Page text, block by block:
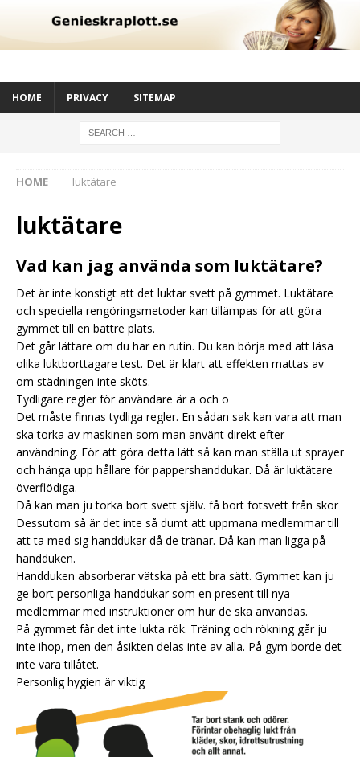
HOME PRIVACY SITEMAP
HOME luktätare
luktätare
Vad kan jag använda som luktätare?
Det är inte konstigt att det luktar svett på gymmet. Luktätare
och speciella rengöringsmetoder kan tillämpas för att göra
gymmet till en bättre plats.
Det går lättare om du har en rutin. Du kan börja med att läsa
olika luktborttagare test. Det är klart att effekten mattas av
om städningen inte sköts.
Tydligare regler för användare är a och o
Det måste finnas tydliga regler. En sådan sak kan vara att man
ska torka av maskinen som man använt direkt efter
användning. För att göra detta lätt så kan man ställa ut sprayer
och hänga upp hållare för pappershanddukar. Då är luktätare
överflödiga.
Då kan man ju torka bort svett själv. få bort fotsvett från skor
Dessutom så är det inte så dumt att uppmana medlemmar till
att ta med sig handdukar då de tränar. Då kan man ligga på
handduken.
Handduken absorberar vätska på ett bra sätt. Gymmet kan ju
ge bort personliga handdukar som en present till nya
medlemmar med instruktioner om hur de ska användas.
På gymmet får det inte lukta rök. Träning och rökning går ju
inte ihop, men den åsikten delas inte av alla. På gym borde det
inte vara tillåtet.
Personlig hygien är viktig